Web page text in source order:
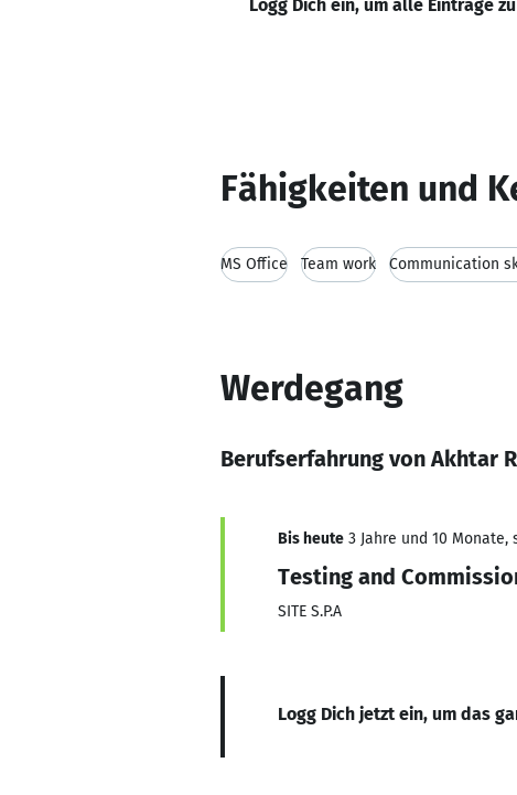
Logg Dich ein, um alle Einträge
Fähigkeiten und
MS Office Team work Communication
Werdegang
Berufserfahrung von Akhtar
Bis heute 3 Jahre und 10 Monate,
Testing and
SITE S.P.A
Logg Dich jetzt ein, um das